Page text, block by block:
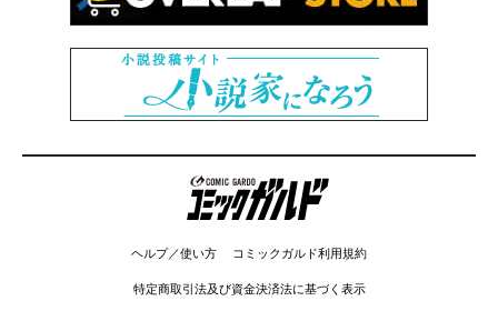
コミックガルド
ヘルプ／使い方 コミックガルド利用規約
特定商取引法及び資金決済法に基づく表示